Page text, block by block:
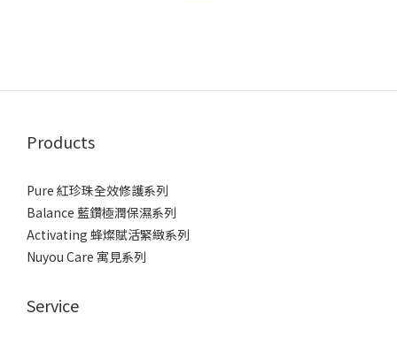
Products
Pure 紅珍珠全效修護系列
Balance 藍鑽極潤保濕系列
Activating 蜂燦賦活緊緻系列
Nuyou Care 寓見系列
Service